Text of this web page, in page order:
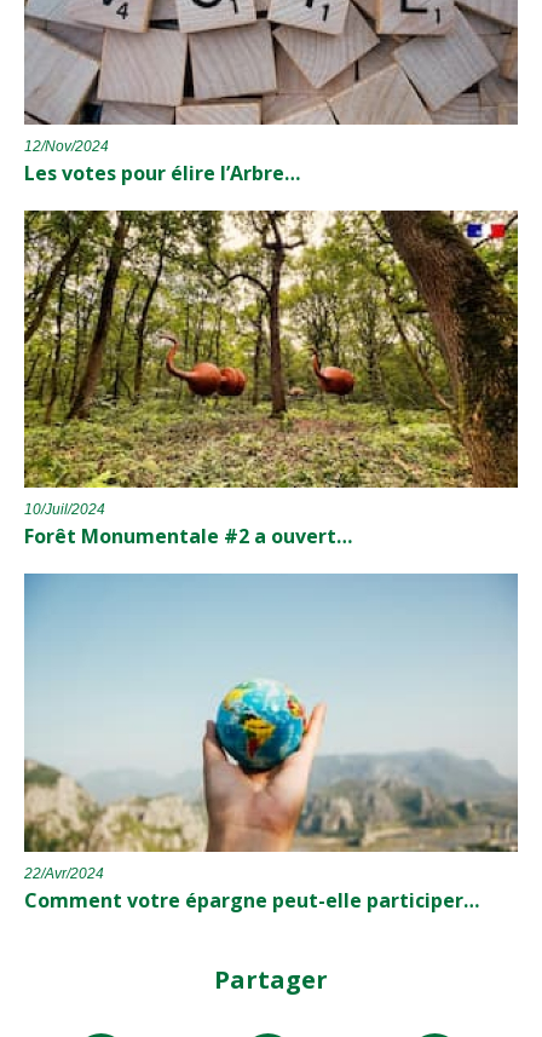
12/Nov/2024
Les votes pour élire l’Arbre…
10/Juil/2024
Forêt Monumentale #2 a ouvert…
22/Avr/2024
Comment votre épargne peut-elle participer…
Partager